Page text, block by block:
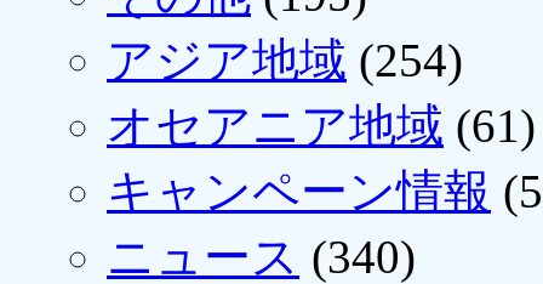
アジア地域 (254)
オセアニア地域 (61)
キャンペーン情報
ニュース (340)